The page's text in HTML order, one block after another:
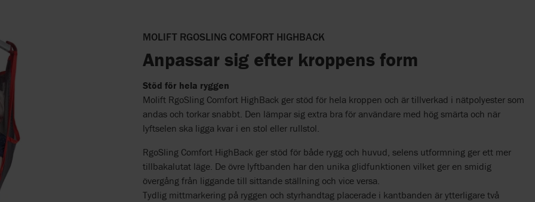
MOLIFT RGOSLING COMFORT HIGHBACK
Anpassar sig efter kroppens form
Stöd för hela ryggen
Molift RgoSling Comfort HighBack ger stöd för hela kroppen och är tillverkad i nätpolyester som
andas och torkar snabbt. Den lämpar sig extra bra för användare med hög smärta och när
lyftselen ska ligga kvar i en stol eller rullstol.
RgoSling Comfort HighBack ger stöd för både rygg och huvud, selens utformning ger ett mer
tillbakalutat läge. De övre lyftbanden har den unika glidfunktionen vilket ger en smidig
övergång från liggande till sittande ställning och vice versa.
Tydlig mittmarkering på ryggen och styrhandtag placerade i kantbanden är ytterligare två